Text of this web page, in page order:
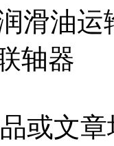
滑油
轴器
或文